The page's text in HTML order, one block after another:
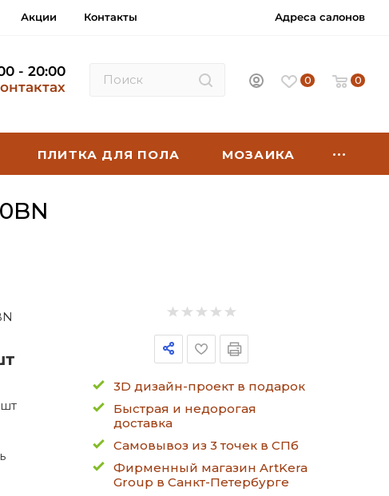
Акции Контакты Адреса салонов
- 20:00
0 0
ПЛИТКА ДЛЯ ПОЛА МОЗАИКА
шт
3D дизайн-проект в подарок
Быстрая и недорогая
доставка
Самовывоз из 3 точек в СПб
Фирменный магазин ArtKera
Group в Санкт-Петербурге